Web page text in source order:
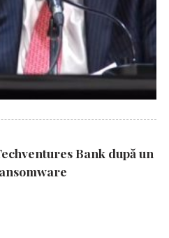
Bank după un